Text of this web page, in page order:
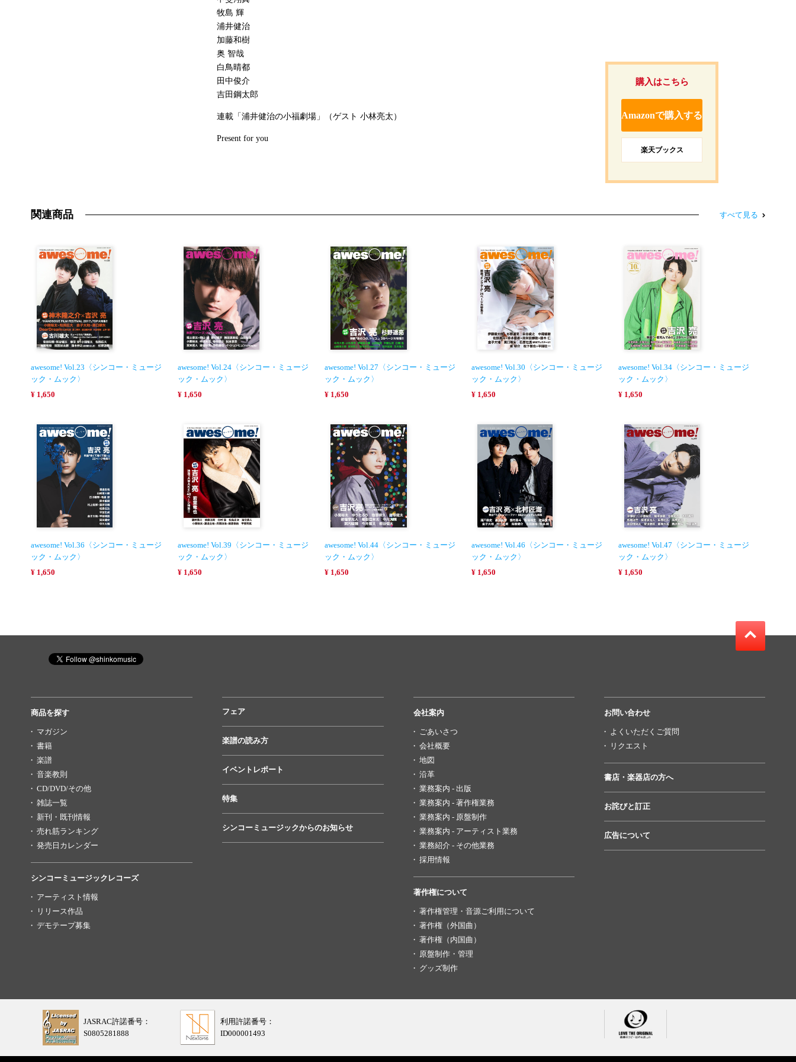
牧島 輝
浦井健治
加藤和樹
奥 智哉
白鳥晴都
田中俊介
吉田鋼太郎
連載「浦井健治の小福劇場」（ゲスト 小林亮太）
Present for you
購入はこちら
Amazonで購入する
楽天ブックス
関連商品 すべて見る
awesome! Vol.23〈シンコー・ミュージ
ック・ムック〉
¥ 1,650
awesome! Vol.24〈シンコー・ミュージ
ック・ムック〉
¥ 1,650
awesome! Vol.27〈シンコー・ミュージ
ック・ムック〉
¥ 1,650
awesome! Vol.30〈シンコー・ミュージ
ック・ムック〉
¥ 1,650
awesome! Vol.34〈シンコー・ミュージ
ック・ムック〉
¥ 1,650
awesome! Vol.36〈シンコー・ミュージ
ック・ムック〉
¥ 1,650
awesome! Vol.39〈シンコー・ミュージ
ック・ムック〉
¥ 1,650
awesome! Vol.44〈シンコー・ミュージ
ック・ムック〉
¥ 1,650
awesome! Vol.46〈シンコー・ミュージ
ック・ムック〉
¥ 1,650
awesome! Vol.47〈シンコー・ミュージ
ック・ムック〉
¥ 1,650
商品を探す
マガジン
書籍
楽譜
音楽教則
CD/DVD/その他
雑誌一覧
新刊・既刊情報
売れ筋ランキング
発売日カレンダー
シンコーミュージックレコーズ
アーティスト情報
リリース作品
デモテープ募集
フェア
楽譜の読み方
イベントレポート
特集
シンコーミュージックからのお知らせ
会社案内
ごあいさつ
会社概要
地図
沿革
業務案内 - 出版
業務案内 - 著作権業務
業務案内 - 原盤制作
業務案内 - アーティスト業務
業務紹介 - その他業務
採用情報
著作権について
著作権管理・音源ご利用について
著作権（外国曲）
著作権（内国曲）
原盤制作・管理
グッズ制作
お問い合わせ
よくいただくご質問
リクエスト
書店・楽器店の方へ
お詫びと訂正
広告について
JASRAC許諾番号：
S0805281888
利用許諾番号：
ID000001493